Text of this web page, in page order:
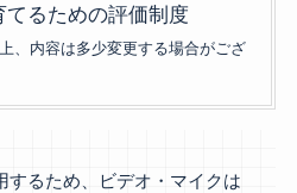
てるための評価制度
、内容は多少変更する場合がござ
するため、ビデオ・マイクは